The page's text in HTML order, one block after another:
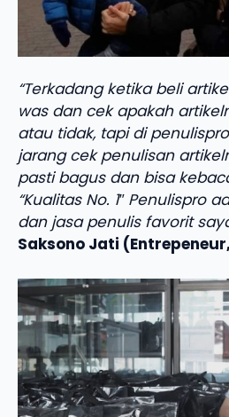
“Terkadang ketika beli
was dan cek apakah
atau tidak, tapi di
jarang cek penulisan
pasti bagus dan bisa
“Kualitas No. 1″ Penulispro
dan jasa penulis favorit
Saksono Jati